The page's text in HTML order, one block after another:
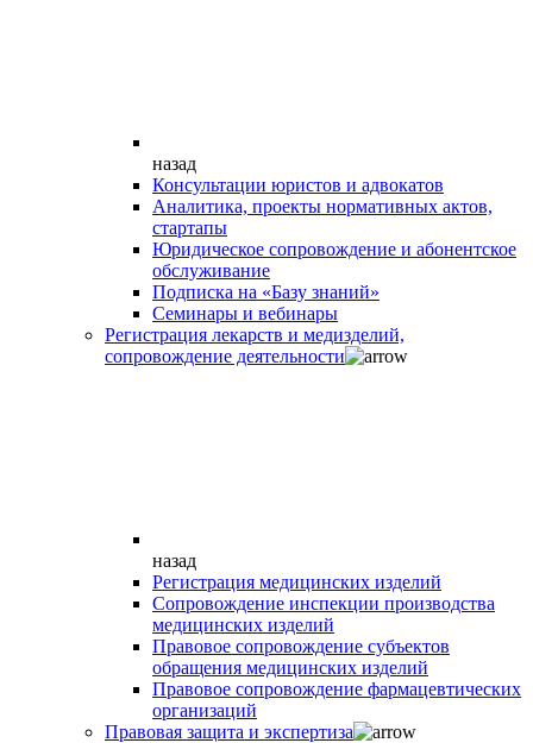
назад
Консультации юристов и адвокатов
Аналитика, проекты нормативных актов,
стартапы
Юридическое сопровождение и абонентское
обслуживание
Подписка на «Базу знаний»
Семинары и вебинары
Регистрация лекарств и медизделий,
сопровождение деятельности
назад
Регистрация медицинских изделий
Сопровождение инспекции производства
медицинских изделий
Правовое сопровождение субъектов
обращения медицинских изделий
Правовое сопровождение фармацевтических
организаций
Правовая защита и экспертиза